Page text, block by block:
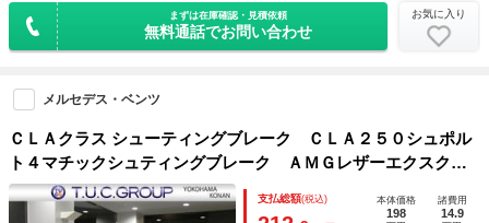
まずは在庫確認・見積依頼
無料通話でお問い合わせ
お気に入り
メルセデス・ベンツ
ＣＬＡクラス シューティングブレーク ＣＬＡ２５０シュポル
ト４マチックシュティングブレーク ＡＭＧレザーエクスクル
ーシブ＆レーダーセーフティＰＫＧ／後期／黒革／ヒーター／
パノラマＳＲ／ナビＴＶ／ｈａｒｍａｎＫ／Ｃａｒｐｌａｙ／
支払総額(税込) 本体価格
198
諸費用
14.9